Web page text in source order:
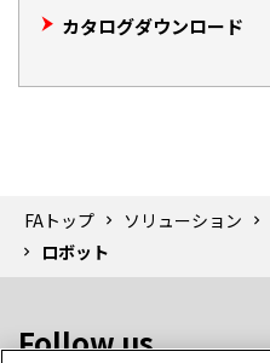
カタログダウンロード
FAトップ ソリューション
ロボット
Follow us